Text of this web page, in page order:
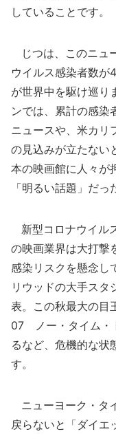
していることです。
じつは、このニュ
ウイルス感染者数が
が世界中を駆け巡り
ンでは、累計の感染
ニュースや、米カリ
の見込みが立たない
本の映画館に人々が
「明るい話題」だっ
新型コロナウイル
の映画業界は大打撃
感染リスクを懸念し
リウッドの大手スタ
表。この秋最大の目
07 ノー・タイム・
るなど、危機的な状
す。
ニューヨーク・タ
戻らないと「ダイエ